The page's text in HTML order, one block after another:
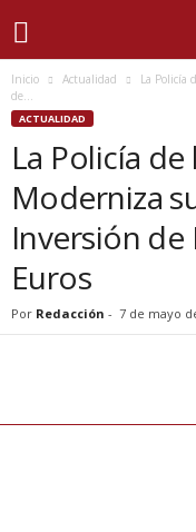
Inicio Actualidad
La Policía
de...
ACTUALIDAD
La Policía
Moderniza
Inversión de
Euros
Por Redacción - 7 de mayo